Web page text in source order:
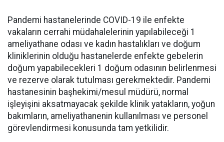
Pandemi hastanelerinde COVID-19 ile enfekte
vakaların cerrahi müdahalelerinin yapılabileceği 1
ameliyathane odası ve kadın hastalıkları ve doğum
kliniklerinin olduğu hastanelerde enfekte gebelerin
doğum yapabilecekleri 1 doğum odasının belirlenmesi
ve rezerve olarak tutulması gerekmektedir. Pandemi
hastanesinin başhekimi/mesul müdürü, normal
işleyişini aksatmayacak şekilde klinik yatakların, yoğun
bakımların, ameliyathanenin kullanılması ve personel
görevlendirmesi konusunda tam yetkilidir.